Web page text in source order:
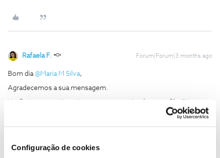
Configuração de cookies
Rafaela F. Forum|Forum|3 months ago
Bom dia ​@Maria M Silva,
Agradecemos a sua mensagem.